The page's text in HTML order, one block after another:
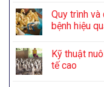
Quy trình
bệnh hiệu
Kỹ thuật
tế cao